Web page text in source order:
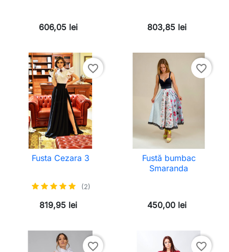
606,05 lei 803,85 lei
favorite_border
Fusta Cezara 3
(2)
819,95 lei
favorite_border
Fustă bumbac
Smaranda
450,00 lei
favorite_border favorite_border